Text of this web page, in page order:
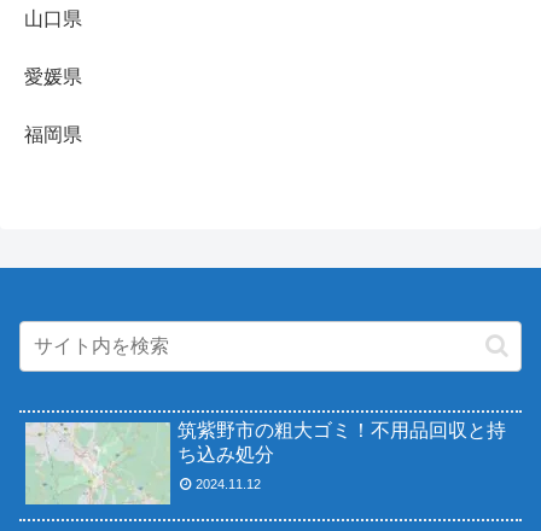
山口県
愛媛県
福岡県
筑紫野市の粗大ゴミ！不用品回収と持
ち込み処分
2024.11.12